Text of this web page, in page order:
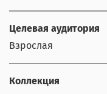
Целевая аудитория
Взрослая
Коллекция